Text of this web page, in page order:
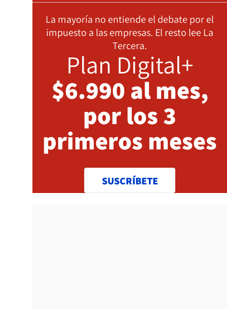
La mayoría no entiende el debate por el
impuesto a las empresas. El resto lee La
Tercera.
Plan Digital+
$6.990 al mes,
por los 3
primeros meses
SUSCRÍBETE